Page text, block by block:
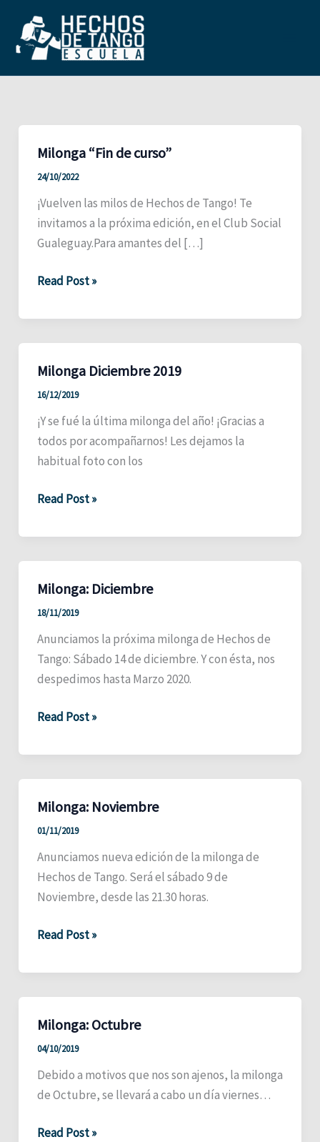
contenido
Milonga “Fin de curso”
24/10/2022
¡Vuelven las milos de Hechos de Tango! Te
invitamos a la próxima edición, en el Club Social
Gualeguay.Para amantes del […]
Milonga
de
curso”
Read Post »
Milonga Diciembre 2019
16/12/2019
¡Y se fué la última milonga del año! ¡Gracias a
todos por acompañarnos! Les dejamos la
habitual foto con los
Milonga
2019
Read Post »
Milonga: Diciembre
18/11/2019
Anunciamos la próxima milonga de Hechos de
Tango: Sábado 14 de diciembre. Y con ésta, nos
despedimos hasta Marzo 2020.
Milonga:
Read Post »
Milonga: Noviembre
01/11/2019
Anunciamos nueva edición de la milonga de
Hechos de Tango. Será el sábado 9 de
Noviembre, desde las 21.30 horas.
Milonga:
Read Post »
Milonga: Octubre
04/10/2019
Debido a motivos que nos son ajenos, la milonga
de Octubre, se llevará a cabo un día viernes…
Milonga:
Read Post »